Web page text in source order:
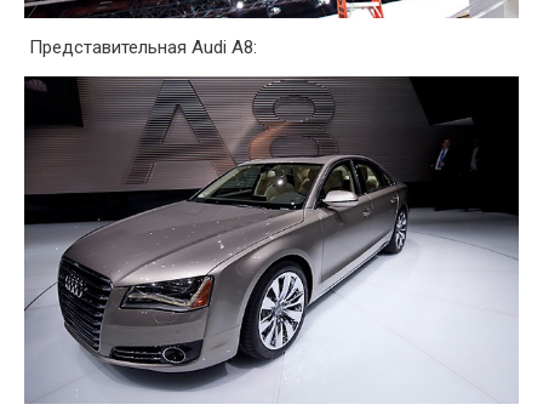
Представительная Audi A8: